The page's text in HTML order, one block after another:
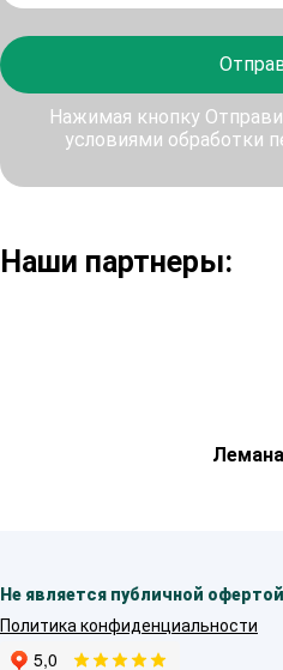
Нажимая кнопку
условиями обработки
Наши партнеры:
Не является публичной офертой
Политика конфиденциальности